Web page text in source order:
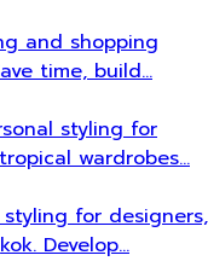
and shopping
time, build…
styling for
wardrobes…
styling for designers,
Develop…